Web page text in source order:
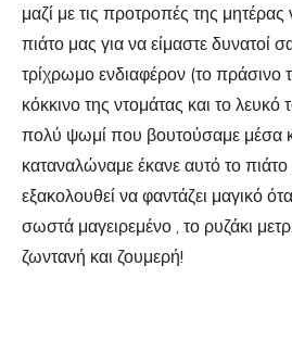
μαζί με τις προτροπές της
πιάτο μας για να είμαστε δυνατοί
τρίχρωμο ενδιαφέρον (το πράσινο
κόκκινο της ντομάτας και το λευκό
πολύ ψωμί που βουτούσαμε μέσα
καταναλώναμε έκανε αυτό το
εξακολουθεί να φαντάζει μαγικό
σωστά μαγειρεμένο , το ρυζάκι
ζωντανή και ζουμερή!